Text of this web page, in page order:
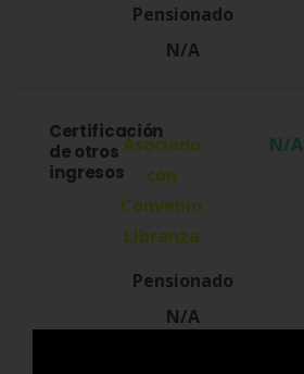
N/A
Certificación
de otros
ingresos
N/A
N/A